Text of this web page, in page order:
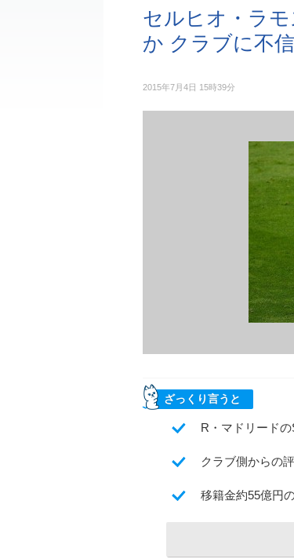
セルヒオ・ラ
か クラブに不
2015年7月4日 15時39分
ざっくり言うと
R・マドリード
クラブ側からの
移籍金約55億円